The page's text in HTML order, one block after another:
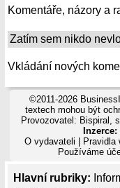
Hlavní rubriky:
Komentáře, názory a
Zatím sem nikdo
Vkládání nových
©2011-2026
textech mohou být
Provozovatel: Bispiral,
Inzerce:
O vydavateli
Pravidla
Používáme